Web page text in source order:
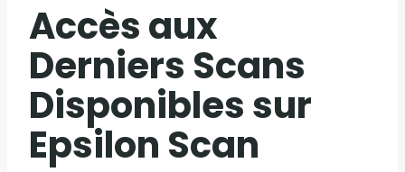
Accès aux
Derniers Scans
Disponibles sur
Epsilon Scan